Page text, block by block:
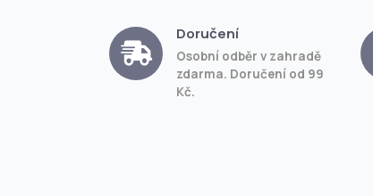
Doručení
Osobní odběr v zahradě
zdarma. Doručení od 99
Kč.